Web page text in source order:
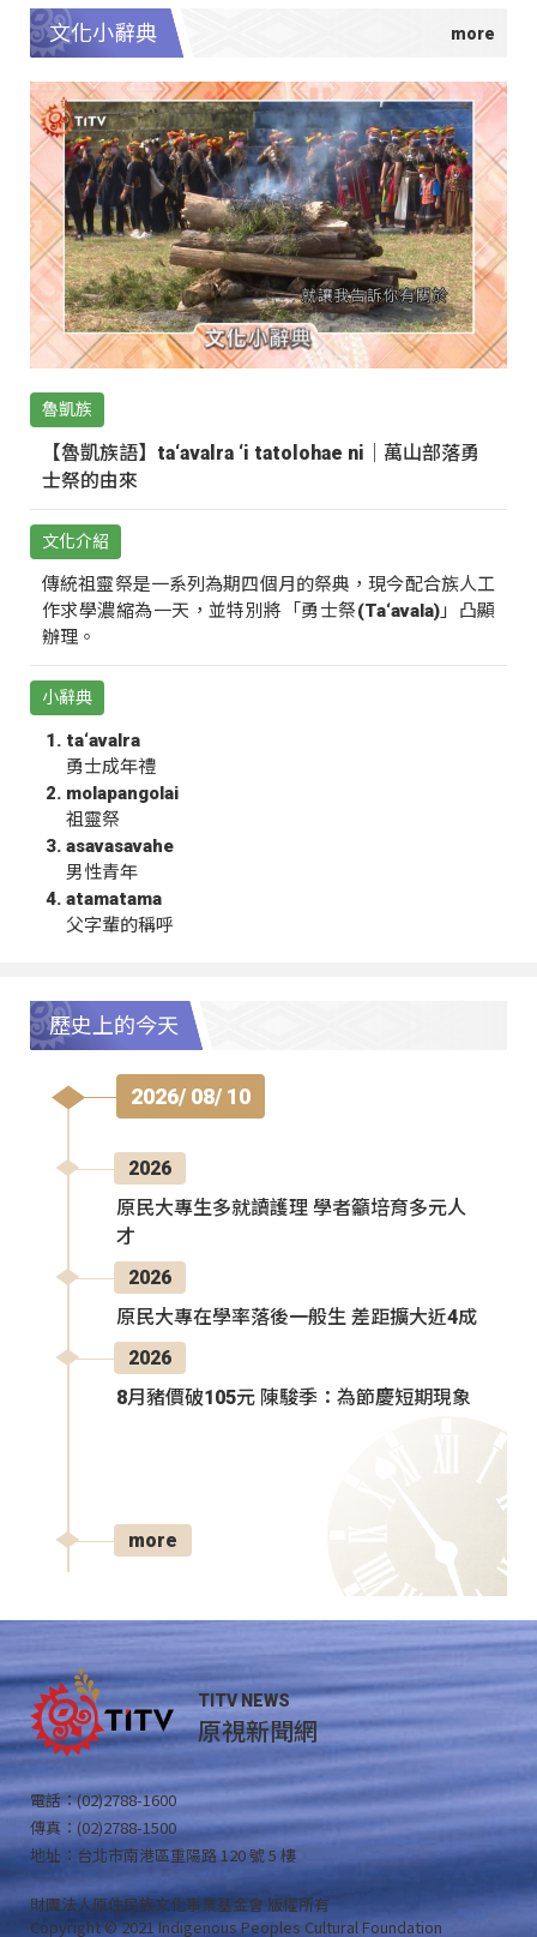
文化小辭典
魯凱族
【魯凱族語】ta‘avalra ‘i tatolohae ni｜萬山部落勇
士祭的由來
文化介紹
傳統祖靈祭是一系列為期四個月的祭典，現今配合族人工
作求學濃縮為一天，並特別將「勇士祭(Ta‘avala)」凸顯
辦理。
小辭典
ta‘avalra
勇士成年禮
molapangolai
祖靈祭
asavasavahe
男性青年
atamatama
父字輩的稱呼
歷史上的今天
2026/ 08/ 10
2026
原民大專生多就讀護理 學者籲培育多元人
才
2026
原民大專在學率落後一般生 差距擴大近4成
2026
8月豬價破105元 陳駿季：為節慶短期現象
more
TITV NEWS
原視新聞網
電話：(02)2788-1600
傳真：(02)2788-1500
地址：台北市南港區重陽路 120 號 5 樓
財團法人原住民族文化事業基金會 版權所有
Copyright © 2021 Indigenous Peoples Cultural Foundation